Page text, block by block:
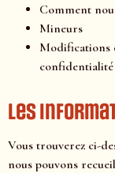
Comment
Mineurs
Modifications
confidentialité
Les
Vous trouverez ci-
nous pouvons